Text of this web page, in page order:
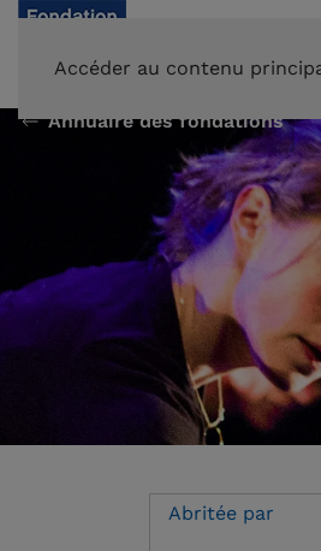
Accéder au contenu
Annuaire des fondations
Abritée par